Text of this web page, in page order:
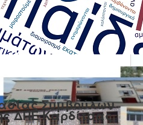
Συμβούλων
ΔΠΕ Καρδίτσας